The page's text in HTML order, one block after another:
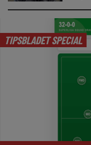
TIPSBLADET SPECIAL